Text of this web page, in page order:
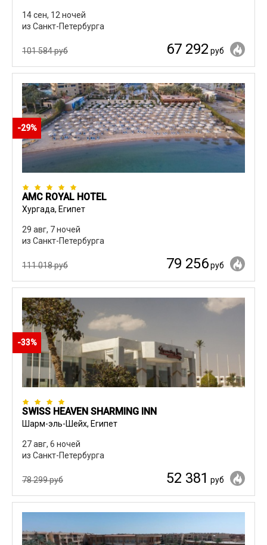
14 сен, 12 ночей
из Санкт-Петербурга
101 584 руб 67 292 руб
-29%
AMC ROYAL HOTEL
Хургада, Египет
29 авг, 7 ночей
из Санкт-Петербурга
111 018 руб 79 256руб
-33%
SWISS HEAVEN SHARMING INN
Шарм-эль-Шейх, Египет
27 авг, 6 ночей
из Санкт-Петербурга
78 299 руб 52 381 руб